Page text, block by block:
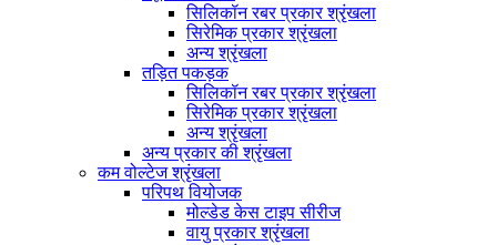
सिलिकॉन रबर प्रकार श्रृंखला
सिरेमिक प्रकार श्रृंखला
अन्य श्रृंखला
तड़ित पकड़क
सिलिकॉन रबर प्रकार श्रृंखला
सिरेमिक प्रकार श्रृंखला
अन्य श्रृंखला
अन्य प्रकार की श्रृंखला
कम वोल्टेज श्रृंखला
परिपथ वियोजक
मोल्डेड केस टाइप सीरीज
वायु प्रकार श्रृंखला